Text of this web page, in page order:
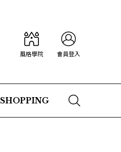
風格學院 會員登入
SHOPPING